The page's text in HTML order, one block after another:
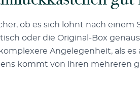
ob es sich lohnt nach
oder die Original-Box
Angelegenheit, als
kommt von ihren mehreren